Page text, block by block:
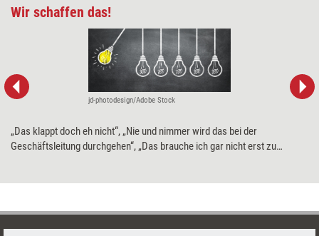
Wir schaffen das!
jd-photodesign/Adobe Stock
„Das klappt doch eh nicht“, „Nie und nimmer wird das bei der
Geschäftsleitung durchgehen“, „Das brauche ich gar nicht erst zu